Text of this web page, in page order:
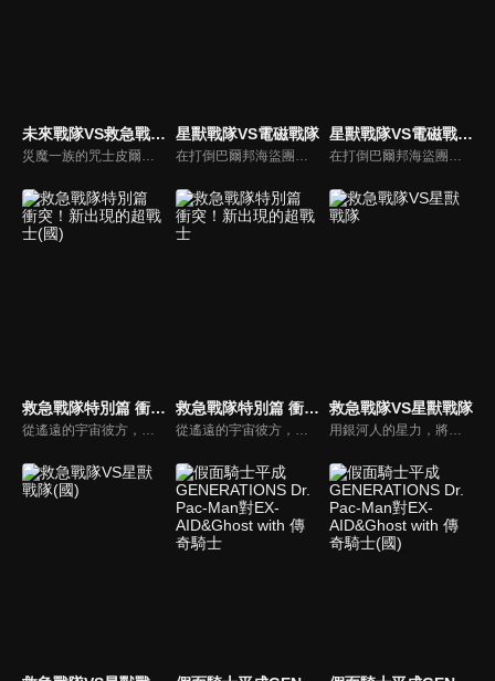
未來戰隊VS救急戰隊(國)
災魔一族的咒士皮爾居然還活者！被皮爾賜予闇之力的隆達殺人拳擊手‧波力巴爾，他用拳打出了一個時空的大洞。時連者與GOGO FIVE分別在時光旅程中被打散掉落到原始時代、江戶時代、美國拓荒時期的西部中。現在救急魂灌注到開拓未來的信念上！將犯人們全面逮捕！
星獸戰隊VS電磁戰隊
在打倒巴爾邦海盜團而取回和平的地球上，魔獸日爾曼城獸出現了！宇宙海盜古雷格力，與邪電次元人的殘存者希滋蜜娜，讓巴爾邦團的幹部與２０體的魔人們復活了！為此，握有星獸力量的銀河人，與數位戰士的MEGA連者，讓神秘與科學兩種力量結合為一，一同打倒巨大的邪惡！
星獸戰隊VS電磁戰隊(國)
在打倒巴爾邦海盜團而取回和平的地球上，魔獸日爾曼城獸出現了！宇宙海盜古雷格力，與邪電次元人的殘存者希滋蜜娜，讓巴爾邦團的幹部與２０體的魔人們復活了！為此，握有星獸力量的銀河人，與數位戰士的MEGA連者，讓神秘與科學兩種力量結合為一，一同打倒巨大的邪惡！
救急戰隊特別篇 衝突！新出現的超戰士(國)
從遙遠的宇宙彼方，獸魔王與追著她而來的獸魔獵人季克降臨了。為了在格爾魔亞所破壞的街道中，救出現場的人們，GOGO FIVE出場了！季克看著來救援５人的京子，在想起被格爾魔亞所殺的同伴‧莉莉雅之際，也因而殞命了…在京子著裝了季克的力量之後，反擊時刻到了！GOGO FIVE！
救急戰隊特別篇 衝突！新出現的超戰士
從遙遠的宇宙彼方，獸魔王與追著她而來的獸魔獵人季克降臨了。為了在格爾魔亞所破壞的街道中，救出現場的人們，GOGO FIVE出場了！季克看著來救援５人的京子，在想起被格爾魔亞所殺的同伴‧莉莉雅之際，也因而殞命了…在京子著裝了季克的力量之後，反擊時刻到了！GOGO FIVE！
救急戰隊VS星獸戰隊
用銀河人的星力，將暗自蠢蠢欲動的闇之亡者們打倒吧！為了拯救被闇王基爾所擄走的人們，救難的專家‧GOGO FIVE與戰鬥的專家‧銀河人，一同向敵陣邁進了。可是基爾以自己的性命做代價，讓暗闇獸復活了。就在這千鈞一髮的危機時刻，銀河之光喚醒了奇蹟！超裝光勝利戰神，誕生！